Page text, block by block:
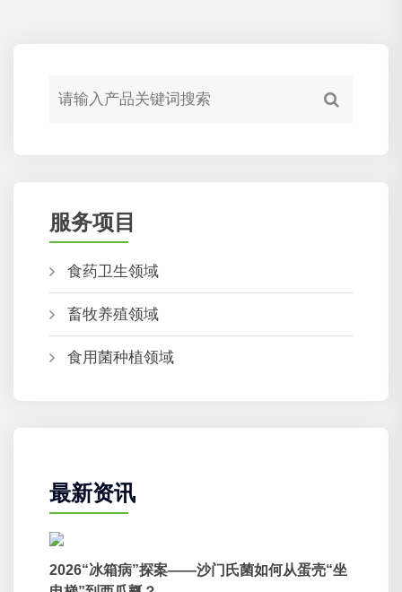
服务项目
食药卫生领域
畜牧养殖领域
食用菌种植领域
最新资讯
2026“冰箱病”探案——沙门氏菌如何从蛋壳“坐